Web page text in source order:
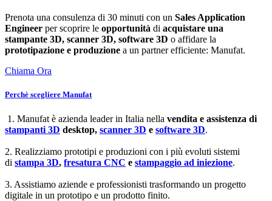
Prenota una consulenza di 30 minuti con un Sales Application
Engineer per scoprire le opportunità di acquistare una
stampante 3D, scanner 3D, software 3D o affidare la
prototipazione e produzione a un partner efficiente: Manufat.
Chiama Ora
Perchè scegliere Manufat
1. Manufat è azienda leader in Italia nella vendita e assistenza di
stampanti 3D desktop, scanner 3D e software 3D.
2. Realizziamo prototipi e produzioni con i più evoluti sistemi
di stampa 3D, fresatura CNC e stampaggio ad iniezione.
3. Assistiamo aziende e professionisti trasformando un progetto
digitale in un prototipo e un prodotto finito.